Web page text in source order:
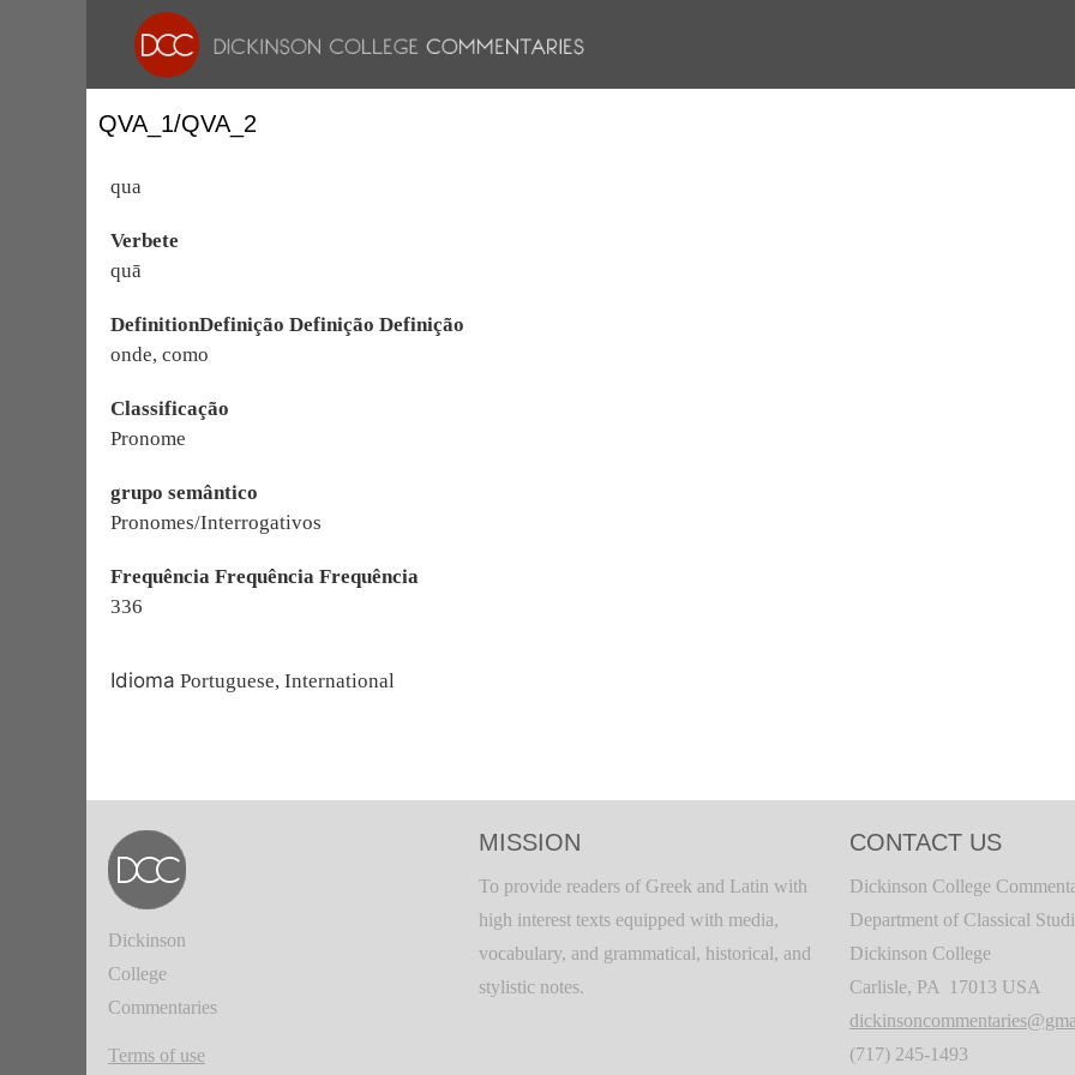
QVA_1/QVA_2
qua
Verbete
quā
DefinitionDefinição Definição Definição
onde, como
Classificação
Pronome
grupo semântico
Pronomes/Interrogativos
Frequência Frequência Frequência
336
Idioma Portuguese, International
Dickinson
College
Commentaries
Terms of use
MISSION
To provide readers of Greek and Latin with
high interest texts equipped with media,
vocabulary, and grammatical, historical, and
stylistic notes.
CONTACT US
Dickinson College
Department of Classical
Dickinson College
Carlisle, PA 17013 USA
(717) 245-1493